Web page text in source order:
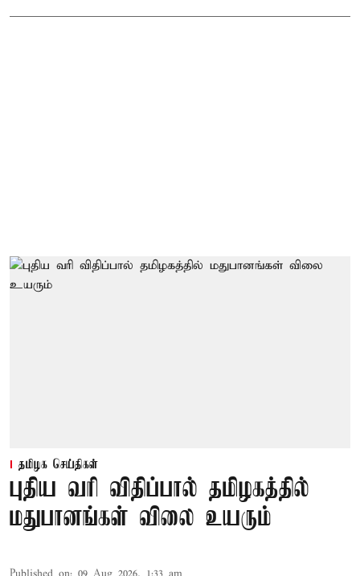
தமிழக செய்திகள்
புதிய வரி விதிப்பால் தமிழகத்தில்
மதுபானங்கள் விலை உயரும்